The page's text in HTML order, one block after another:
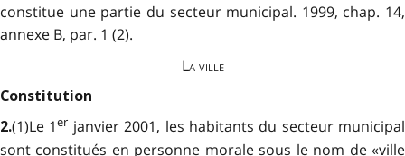
constitue une partie du secteur municipal. 1999, chap. 14,
annexe B, par. 1 (2).
La ville
Constitution
2.(1)Le 1er janvier 2001, les habitants du secteur municipal
sont constitués en personne morale sous le nom de «ville